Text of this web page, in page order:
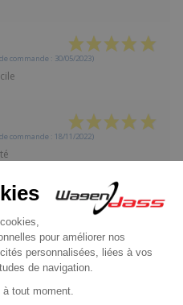
commande : 30/05/2023)
commande : 18/11/2022)
de commande : 07/08/2019)